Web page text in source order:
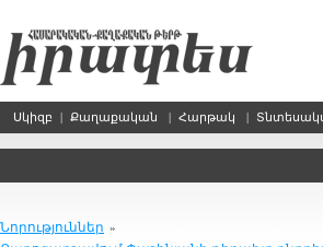
Սկիզբ | Քաղաքական | Հարթակ |
Նորություններ »